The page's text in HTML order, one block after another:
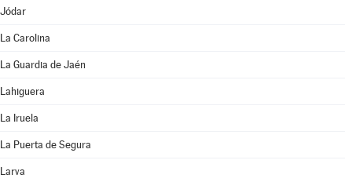
Jódar
La Carolina
La Guardia de Jaén
Lahiguera
La Iruela
La Puerta de Segura
Larva